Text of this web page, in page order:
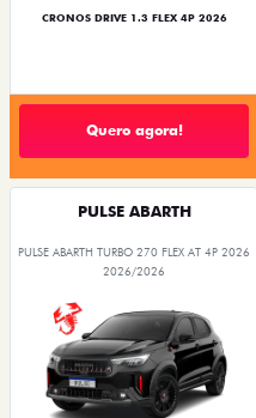
CRONOS DRIVE 1.3 FLEX 4P 2026
Quero agora!
PULSE ABARTH
PULSE ABARTH TURBO 270 FLEX AT 4P 2026
2026/2026